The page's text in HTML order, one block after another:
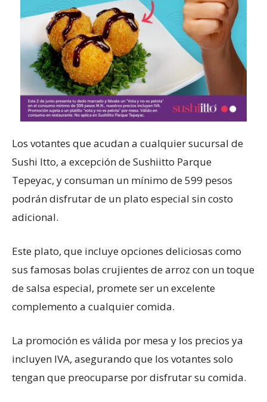
Los votantes que acudan a cualquier sucursal de
Sushi Itto, a excepción de Sushiitto Parque
Tepeyac, y consuman un mínimo de 599 pesos
podrán disfrutar de un plato especial sin costo
adicional.
Este plato, que incluye opciones deliciosas como
sus famosas bolas crujientes de arroz con un toque
de salsa especial, promete ser un excelente
complemento a cualquier comida.
La promoción es válida por mesa y los precios ya
incluyen IVA, asegurando que los votantes solo
tengan que preocuparse por disfrutar su comida.